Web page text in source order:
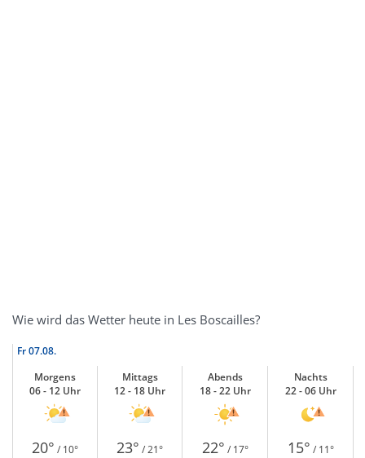
Wie wird das Wetter heute in Les Boscailles?
Fr07.08.
Morgens
06 - 12 Uhr
Mittags
12 - 18 Uhr
Abends
18 - 22 Uhr
Nachts
22 - 06 Uhr
20° / 10° 23° / 21° 22° / 17° 15° / 11°